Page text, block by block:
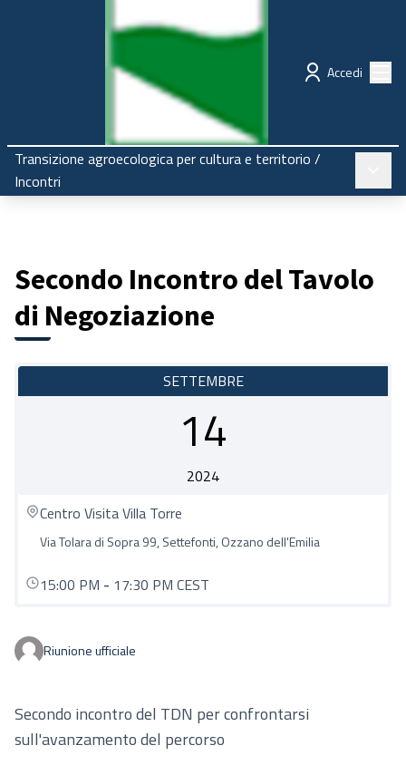
Regione Emilia-Romagna Partecipazione
Accedi
Transizione agroecologica per cultura e territorio /
Incontri
Secondo Incontro del Tavolo
di Negoziazione
SETTEMBRE
14
2024
Centro Visita Villa Torre
Via Tolara di Sopra 99, Settefonti, Ozzano dell'Emilia
15:00 PM - 17:30 PM CEST
Riunione ufficiale
Secondo incontro del TDN per confrontarsi
sull'avanzamento del percorso